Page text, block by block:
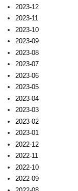
2023-12
2023-11
2023-10
2023-09
2023-08
2023-07
2023-06
2023-05
2023-04
2023-03
2023-02
2023-01
2022-12
2022-11
2022-10
2022-09